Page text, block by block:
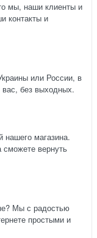
мы, наши клиенты и
контакты и
или России, в
без выходных.
нашего магазина.
сможете вернуть
Мы с радостью
простыми и